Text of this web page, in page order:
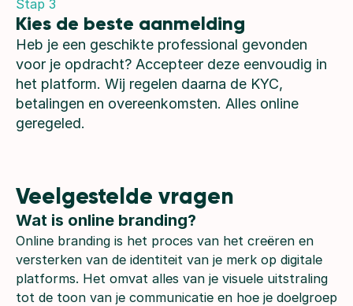
Stap 3
Kies de beste aanmelding
Heb je een geschikte professional gevonden
voor je opdracht? Accepteer deze eenvoudig in
het platform. Wij regelen daarna de KYC,
betalingen en overeenkomsten. Alles online
geregeled.
Veelgestelde vragen
Wat is online branding?
Online branding is het proces van het creëren en
versterken van de identiteit van je merk op digitale
platforms. Het omvat alles van je visuele uitstraling
tot de toon van je communicatie en hoe je doelgroep